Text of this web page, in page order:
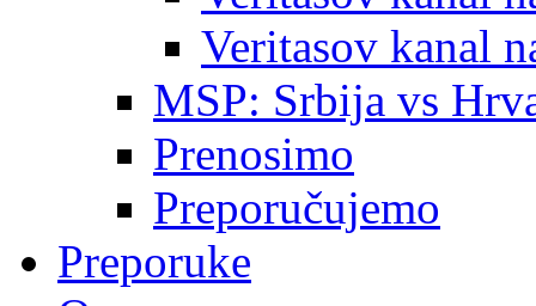
Veritasov kanal
MSP: Srbija vs
Prenosimo
Preporučujemo
Preporuke